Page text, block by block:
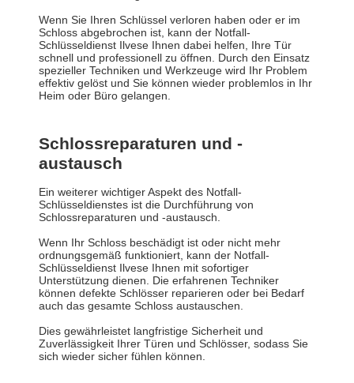
Wenn Sie Ihren Schlüssel verloren haben oder er im
Schloss abgebrochen ist, kann der Notfall-
Schlüsseldienst Ilvese Ihnen dabei helfen, Ihre Tür
schnell und professionell zu öffnen. Durch den Einsatz
spezieller Techniken und Werkzeuge wird Ihr Problem
effektiv gelöst und Sie können wieder problemlos in Ihr
Heim oder Büro gelangen.
Schlossreparaturen und -
austausch
Ein weiterer wichtiger Aspekt des Notfall-
Schlüsseldienstes ist die Durchführung von
Schlossreparaturen und -austausch.
Wenn Ihr Schloss beschädigt ist oder nicht mehr
ordnungsgemäß funktioniert, kann der Notfall-
Schlüsseldienst Ilvese Ihnen mit sofortiger
Unterstützung dienen. Die erfahrenen Techniker
können defekte Schlösser reparieren oder bei Bedarf
auch das gesamte Schloss austauschen.
Dies gewährleistet langfristige Sicherheit und
Zuverlässigkeit Ihrer Türen und Schlösser, sodass Sie
sich wieder sicher fühlen können.